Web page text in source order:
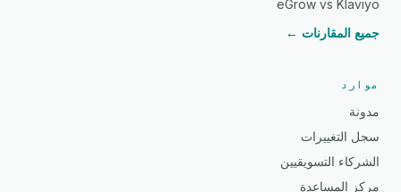
eGrow vs Klaviyo
جميع المقارنات ←
موارد
مدونة
سجل التغييرات
الشركاء التسويقيين
مركز المساعدة